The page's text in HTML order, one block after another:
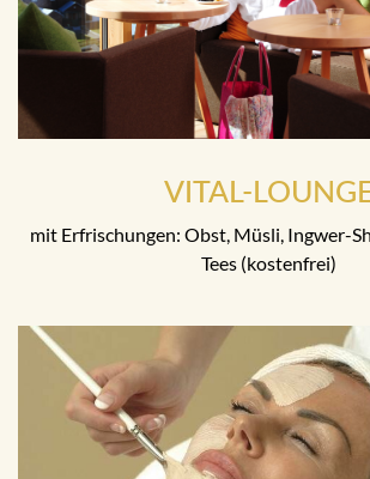
VITAL-
mit Erfrischungen: Obst, Müsli, Ingwer-
Tees (kostenfrei)